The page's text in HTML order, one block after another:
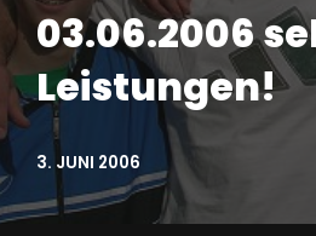
03.06.2006
Leistungen!
3. JUNI 2006